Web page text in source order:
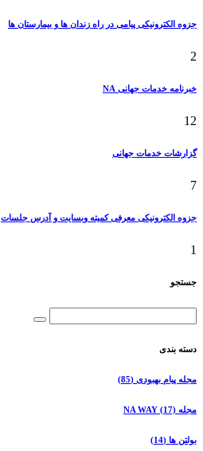
جزوه الکترونیکی پیامی در راه زندان ها و بیمارستان ها
2
خبرنامه خدمات جهانی NA
12
گزارشات خدمات جهانی
7
جزوه الکترونیکی معرفی کمیته وبسایت و آدرس جلسات
1
جستجو
دسته بندی
مجله پیام بهبودی (85)
مجله NA WAY (17)
بولتن ها (14)